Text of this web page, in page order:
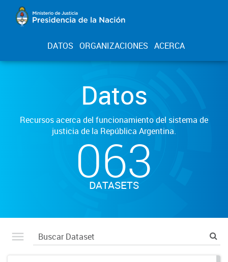
DATOS ORGANIZACIONES ACERCA
Datos
Recursos acerca del funcionamiento del sistema de
justicia de la República Argentina.
063
DATASETS